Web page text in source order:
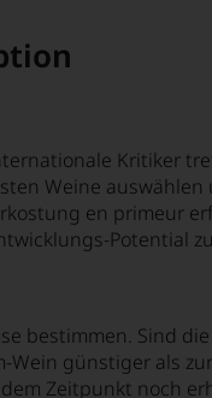
Kritiker
Weine
en primeur
Potential
bestimmen. Sind
günstiger als
Zeitpunkt noch